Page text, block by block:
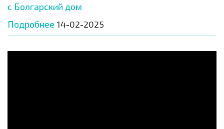
с Болгарский дом
Подробнее 14-02-2025